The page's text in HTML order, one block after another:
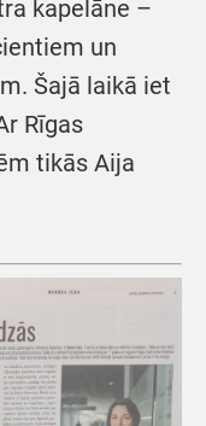
kapelāne –
un
Šajā laikā iet
Rīgas
tikās Aija